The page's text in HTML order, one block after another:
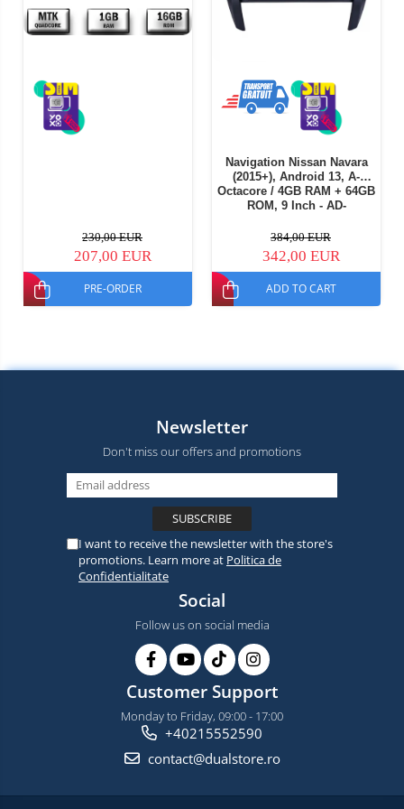
230,00 EUR
207,00 EUR
PRE-ORDER
Navigation Nissan Navara
(2015+), Android 13, A-
Octacore / 4GB RAM + 64GB
ROM, 9 Inch - AD-
384,00 EUR
342,00 EUR
ADD TO CART
Newsletter
Don't miss our offers and promotions
I want to receive the newsletter with the store's
promotions. Learn more at Politica de
Confidentialitate
Social
Follow us on social media
Customer Support
Monday to Friday, 09:00 - 17:00
+40215552590
contact@dualstore.ro